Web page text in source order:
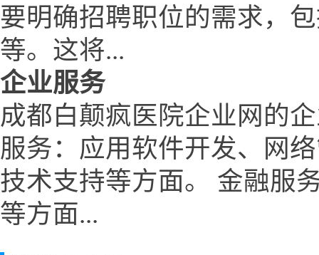
要明确招聘职位的需求，
等。这将...
企业服务
成都白颠疯医院企业网的
服务：应用软件开发、网
技术支持等方面。 金融服
等方面...